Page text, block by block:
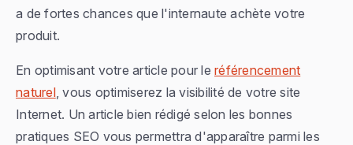
a de fortes chances que l'internaute achète votre
produit.
En optimisant votre article pour le référencement
naturel, vous optimiserez la visibilité de votre site
Internet. Un article bien rédigé selon les bonnes
pratiques SEO vous permettra d'apparaître parmi les